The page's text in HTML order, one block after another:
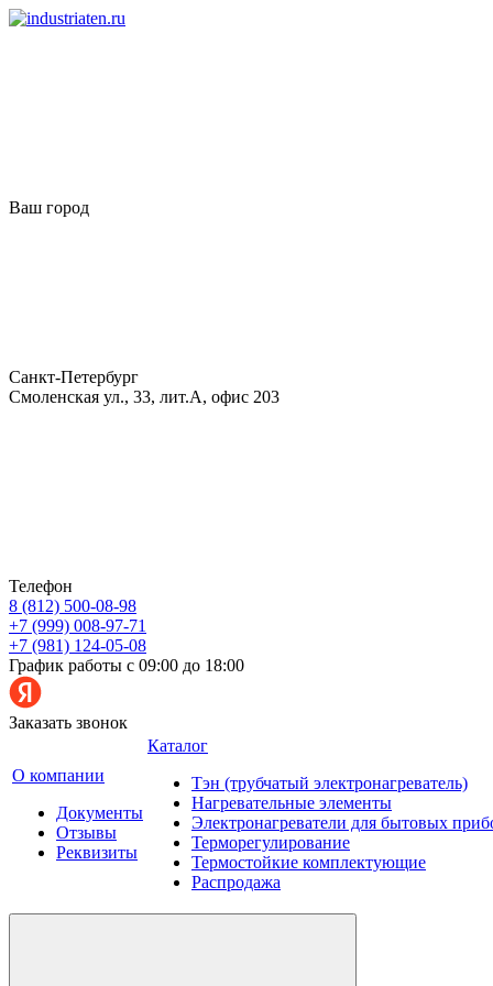
Ваш город
Санкт-Петербург
Смоленская ул., 33, лит.А, офис 203
Телефон
8 (812) 500-08-98
+7 (999) 008-97-71
+7 (981) 124-05-08
График работы с 09:00 до 18:00
Заказать звонок
О компании
Документы
Отзывы
Реквизиты
Каталог
Тэн (трубчатый электронагреватель)
Нагревательные элементы
Электронагреватели для бытовых
Терморегулирование
Термостойкие комплектующие
Распродажа